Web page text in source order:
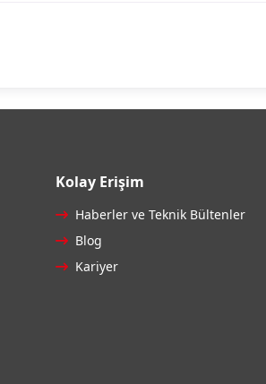
Kolay Erişim
Haberler ve Teknik Bültenler
Blog
Kariyer